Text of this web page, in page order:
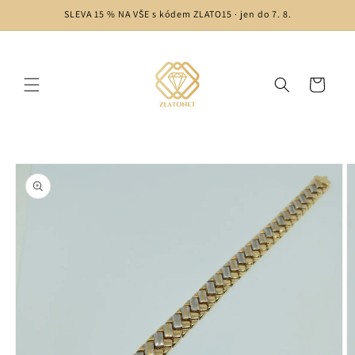
SLEVA 15 % NA VŠE s kódem ZLATO15 · jen do 7. 8.
Cart
Skip to
product
information